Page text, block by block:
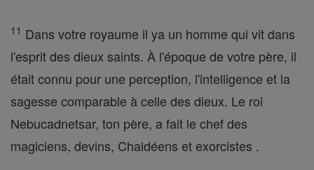
11 Dans votre royaume il ya un homme qui vit dans
l'esprit des dieux saints. À l'époque de votre père, il
était connu pour une perception, l'intelligence et la
sagesse comparable à celle des dieux. Le roi
Nebucadnetsar, ton père, a fait le chef des
magiciens, devins, Chaldéens et exorcistes .